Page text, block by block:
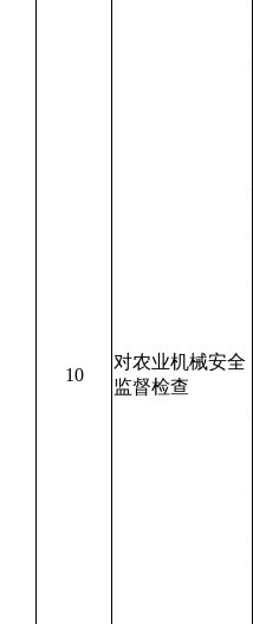
10
对农业机械安全
监督检查